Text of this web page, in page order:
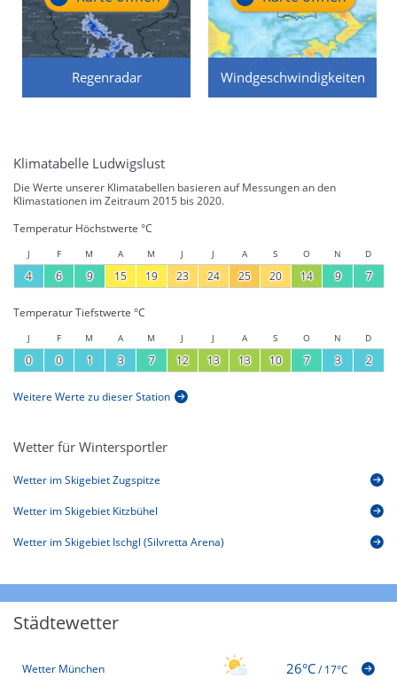
Regenradar Windgeschwindigkeiten
Klimatabelle Ludwigslust
Die Werte unserer Klimatabellen basieren auf Messungen an den
Klimastationen im Zeitraum 2015 bis 2020.
Temperatur Höchstwerte °C
J F M A M J J A S O N D
4 6 9 15 19 23 24 25 20 14 9 7
Temperatur Tiefstwerte °C
J F M A M J J A S O N D
0 0 1 3 7 12 13 13 10 7 3 2
Weitere Werte zu dieser Station
Wetter für Wintersportler
Wetter im Skigebiet Zugspitze
Wetter im Skigebiet Kitzbühel
Wetter im Skigebiet Ischgl (Silvretta Arena)
Städtewetter
Wetter München 26°C/17°C